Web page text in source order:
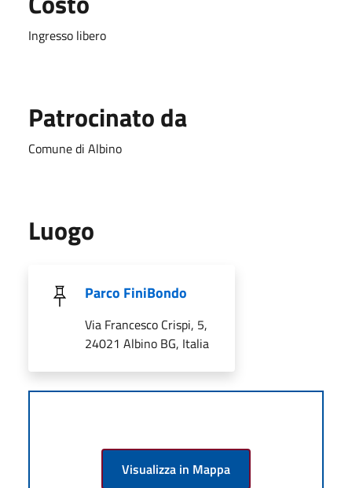
Ingresso libero
Patrocinato da
Comune di Albino
Luogo
Parco FiniBondo
Via Francesco Crispi, 5,
24021 Albino BG, Italia
Visualizza in Mappa